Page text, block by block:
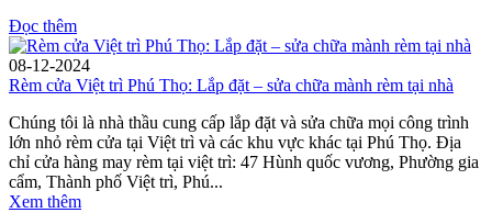
Đọc thêm
08-12-2024
Rèm cửa Việt trì Phú Thọ: Lắp đặt – sửa chữa mành rèm tại nhà
Chúng tôi là nhà thầu cung cấp lắp đặt và sửa chữa mọi công trình
lớn nhỏ rèm cửa tại Việt trì và các khu vực khác tại Phú Thọ. Địa
chỉ cửa hàng may rèm tại việt trì: 47 Hùnh quốc vương, Phường gia
cẩm, Thành phố Việt trì, Phú...
Xem thêm